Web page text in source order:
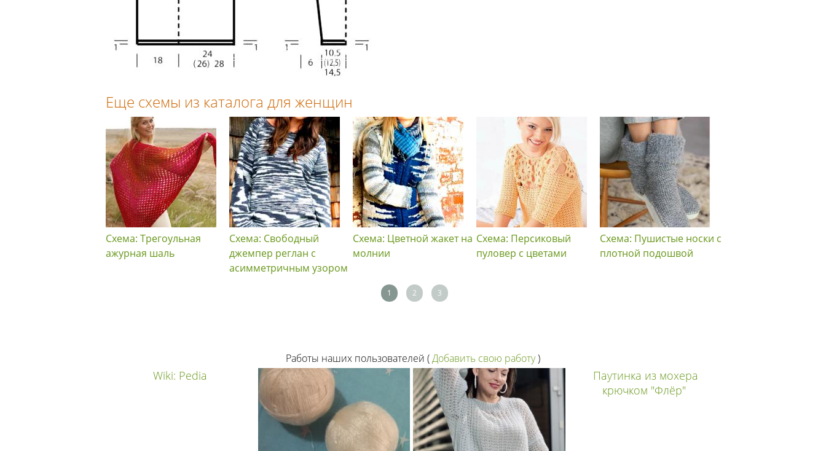
Еще схемы из каталога для женщин
Схема: Трегоульная
ажурная шаль
Схема: Свободный
джемпер реглан с
асимметричным узором
Схема: Цветной жакет на
молнии
Схема: Персиковый
пуловер с цветами
Схема: Пушистые носки с
плотной подошвой
1 2 3
Работы наших пользователей (Добавить свою работу)
Wiki: Pedia
Паутинка из мохера
крючком "Флёр"